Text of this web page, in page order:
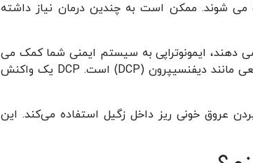
می شوند. ممکن است به چندین درمان نیاز داشته
دهند، ایمونوتراپی به سیستم ایمنی شما کمک می
کند تا با ویروس مبارزه کند. این فرآیند شامل یک ماده شیمیایی موضعی مانند دیفنسیپرون (DCP) است. DCP یک واکنش
عروق خونی ریز داخل زگیل استفاده می‌کند. این